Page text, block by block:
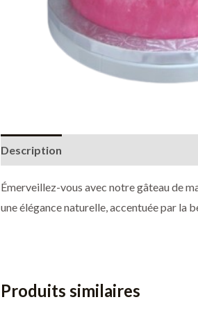
Description
Émerveillez-vous avec notre gâteau de
une élégance naturelle, accentuée par la
Produits similaires